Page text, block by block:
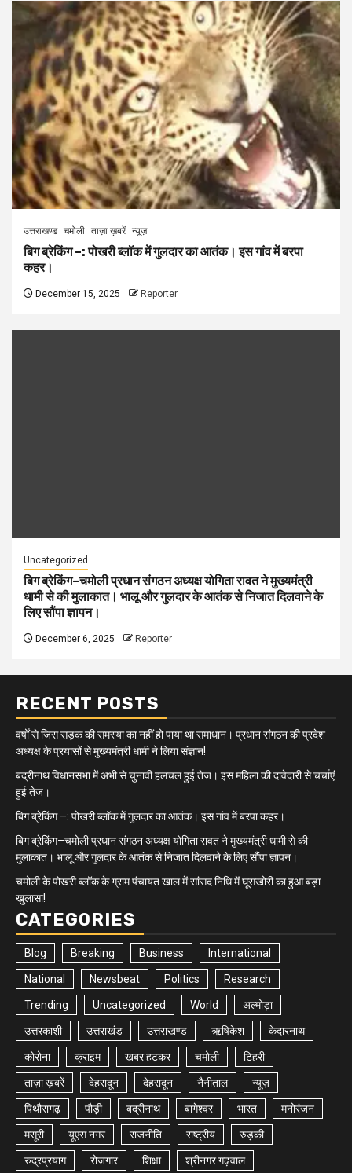
उत्तराखण्ड चमोली ताज़ा ख़बरें न्यूज़
बिग ब्रेकिंग –: पोखरी ब्लॉक में गुलदार का आतंक। इस गांव में बरपा
कहर।
December 15, 2025 Reporter
Uncategorized
बिग ब्रेकिंग–चमोली प्रधान संगठन अध्यक्ष योगिता रावत ने मुख्यमंत्री
धामी से की मुलाकात। भालू और गुलदार के आतंक से निजात दिलवाने के
लिए सौंपा ज्ञापन।
December 6, 2025 Reporter
RECENT POSTS
वर्षों से जिस सड़क की समस्या का नहीं हो पाया था समाधान। प्रधान संगठन की प्रदेश
अध्यक्ष के प्रयासों से मुख्यमंत्री धामी ने लिया संज्ञान!
बद्रीनाथ विधानसभा में अभी से चुनावी हलचल हुई तेज। इस महिला की दावेदारी से चर्चाएं
हुई तेज।
बिग ब्रेकिंग –: पोखरी ब्लॉक में गुलदार का आतंक। इस गांव में बरपा कहर।
बिग ब्रेकिंग–चमोली प्रधान संगठन अध्यक्ष योगिता रावत ने मुख्यमंत्री धामी से की
मुलाकात। भालू और गुलदार के आतंक से निजात दिलवाने के लिए सौंपा ज्ञापन।
चमोली के पोखरी ब्लॉक के ग्राम पंचायत खाल में सांसद निधि में घूसखोरी का हुआ बड़ा
खुलासा!
CATEGORIES
Blog Breaking Business International
National Newsbeat Politics Research
Trending Uncategorized World अल्मोड़ा
उत्तरकाशी उत्तराखंड उत्तराखण्ड ऋषिकेश केदारनाथ
कोरोना क्राइम खबर हटकर चमोली टिहरी
ताज़ा ख़बरें देहरादून देहरादून नैनीताल न्यूज़
पिथौरागढ़ पौड़ी बद्रीनाथ बागेश्वर भारत मनोरंजन
मसूरी यूएस नगर राजनीति राष्ट्रीय रुड़की
रुद्रप्रयाग रोजगार शिक्षा श्रीनगर गढ़वाल